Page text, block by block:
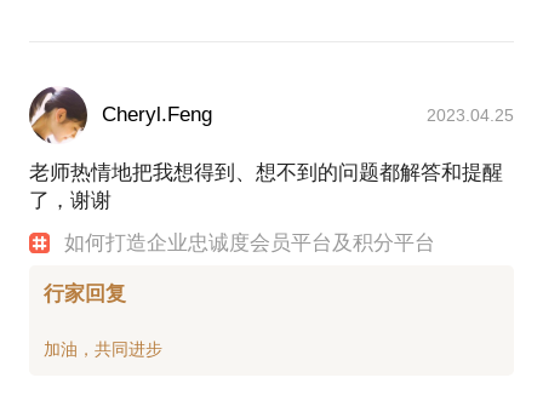
Cheryl.Feng 2023.04.25
老师热情地把我想得到、想不到的问题都解答和提醒
了，谢谢
如何打造企业忠诚度会员平台及积分平台
行家回复